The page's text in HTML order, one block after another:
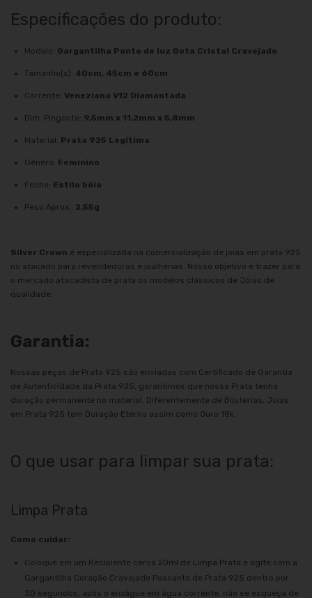
Especificações do produto:
Modelo: Gargantilha Ponto de luz Gota Cristal Cravejado
Tamanho(s): 40cm, 45cm e 60cm
Corrente: Veneziana V12 Diamantada
Dim. Pingente: 9,5mm x 11,2mm x 5,8mm
Material: Prata 925 Legítima
Gênero: Feminino
Fecho: Estilo bóia
Peso Aprox.: 2,55g
Silver Crown é especializada na comercialização de joias em prata 925
no atacado para revendedoras e joalherias. Nosso objetivo é trazer para
o mercado atacadista de prata os modelos clássicos de Jóias de
qualidade.
Garantia:
Nossas peças de Prata 925 são enviadas com Certificado de Garantia
de Autenticidade da Prata 925, garantimos que nossa Prata tenha
duração permanente no material. Diferentemente de Bijuterias, Joias
em Prata 925 tem Duração Eterna assim como Ouro 18k.
O que usar para limpar sua prata:
Limpa Prata
Como cuidar:
Coloque em um Recipiente cerca 20ml de Limpa Prata e agite com a
Gargantilha Coração Cravejado Passante de Prata 925 dentro por
30 segundos, após o enxágue em água corrente, não se esqueça de